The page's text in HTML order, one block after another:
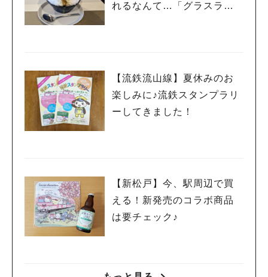
れるなんて…「グラスラパ
【流鉄流山線】夏休みのお
楽しみに♪流鉄スタンプラリ
ーしてきました！
【新松戸】今、駅周辺で買
える！新発売のコラボ商品
は要チェック♪